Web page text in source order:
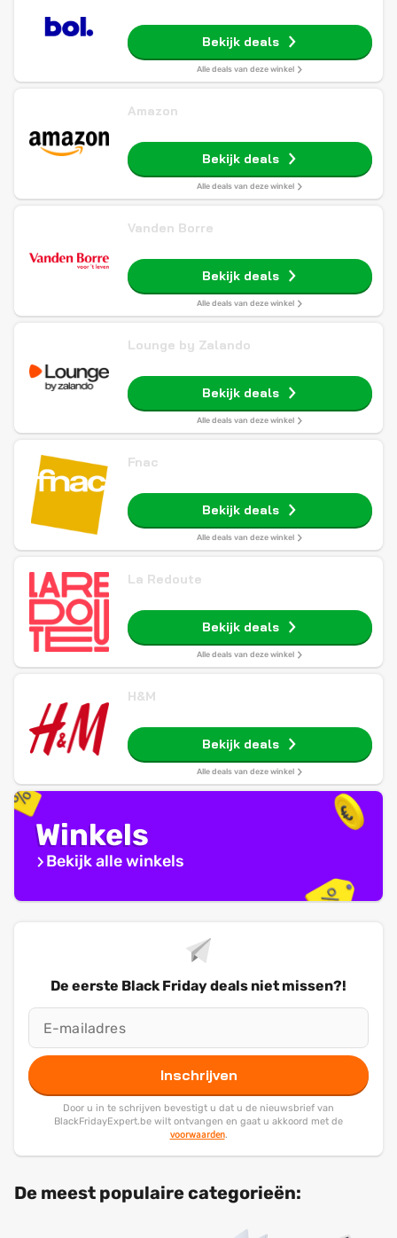
Bekijk deals
Alle deals van deze winkel
Amazon
Bekijk deals
Alle deals van deze winkel
Vanden Borre
Bekijk deals
Alle deals van deze winkel
Lounge by Zalando
Bekijk deals
Alle deals van deze winkel
Fnac
Bekijk deals
Alle deals van deze winkel
La Redoute
Bekijk deals
Alle deals van deze winkel
H&M
Bekijk deals
Alle deals van deze winkel
Winkels
Bekijk alle winkels
De eerste Black Friday deals niet missen?!
Inschrijven
Door u in te schrijven bevestigt u dat u de nieuwsbrief van
BlackFridayExpert.be wilt ontvangen en gaat u akkoord met de
voorwaarden.
De meest populaire categorieën: